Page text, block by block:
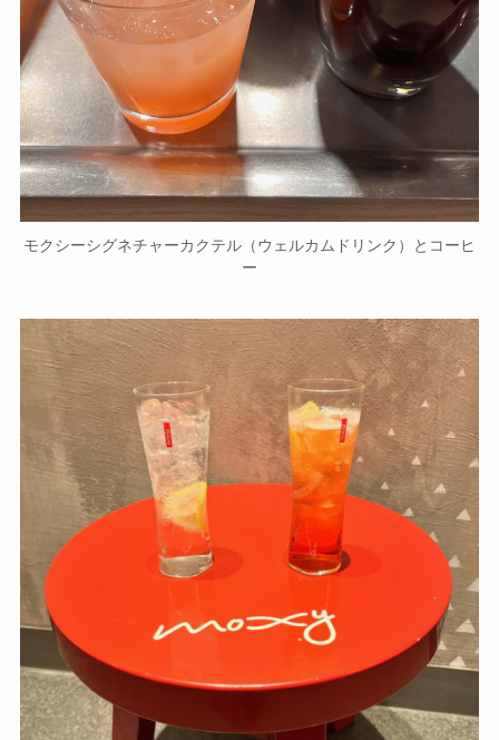
モクシーシグネチャーカクテル（ウェルカムドリンク）とコー
ヒー
ディタソーダとカンパリソーダ
関連記事